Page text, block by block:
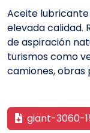
Aceite
elevada calidad.
de aspiración
turismos como
camiones, obras
giant-3060-